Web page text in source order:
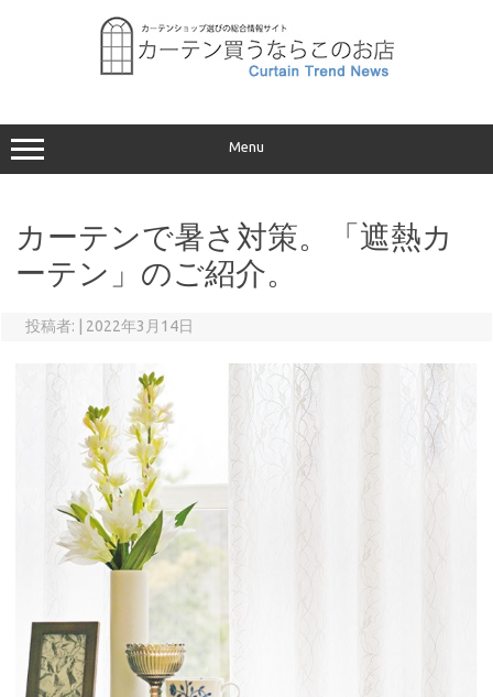
ッ
プ
Menu
カーテンで暑さ対策。「遮熱カ
ーテン」のご紹介。
投稿者: 2022年3月14日